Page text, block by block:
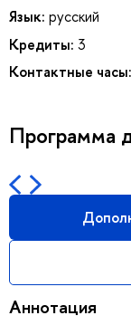
Язык: русский
Кредиты: 3
Контактные часы:
Программа
Аннотация